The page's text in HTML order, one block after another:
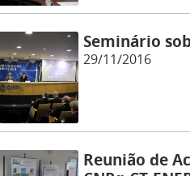
Seminário
29/11/2016
Reunião de